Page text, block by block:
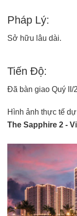
Pháp Lý:
Sở hữu lâu dài.
Tiến Độ:
Đã bàn giao Quý II/
Hình ảnh thực tế
The Sapphire 2 -